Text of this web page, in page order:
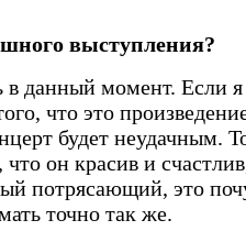
выступления?
данный момент. Если я
что это
будет неудачным.
что он красив и
потрясающий, это
точно так же.